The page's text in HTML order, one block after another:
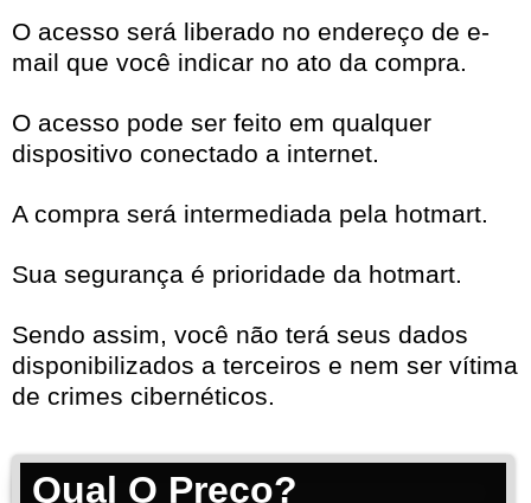
O acesso será liberado no endereço de e-
mail que você indicar no ato da compra.
O acesso pode ser feito em qualquer
dispositivo conectado a internet.
A compra será intermediada pela hotmart.
Sua segurança é prioridade da hotmart.
Sendo assim, você não terá seus dados
disponibilizados a terceiros e nem ser vítima
de crimes cibernéticos.
Qual O Preço?